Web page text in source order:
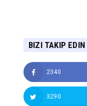
BIZI TAKIP EDIN
2340
3290